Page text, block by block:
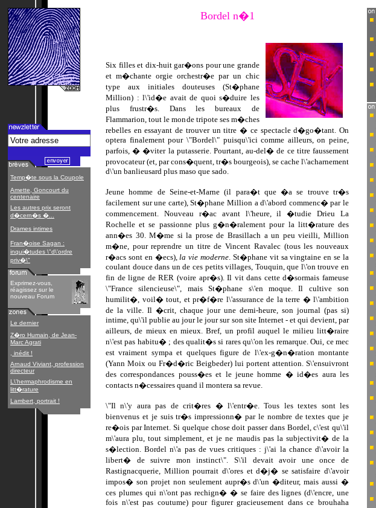
Temp�te sous la Coupole
Amette, Goncourt du
centenaire
Les autres prix seront
d�cern�s �...
Drames intimes
Fran�oise Sagan :
inqui�tudes \"d\'ordre
priv�\"
Exprimez-vous,
réagissez sur le
nouveau Forum
Le dernier
Z�ro Humain, de Jean-
Marc Agrati
, inédit !
Arnaud Viviant, profession
directeur
L\'hermaphrodisme en
litt�rature
Lambert, portrait !
Bordel n�1
Six filles et dix-huit gar�ons pour une grande
et m�chante orgie orchestr�e par un chic
type aux initiales douteuses (St�phane
Million) : l\'id�e avait de quoi s�duire les
plus frustr�s. Dans les bureaux de
Flammarion, tout le monde tripote ses m�ches
rebelles en essayant de trouver un titre � ce spectacle d�go�tant. On
optera finalement pour \"Bordel\" puisqu\'ici comme ailleurs, on peine,
parfois, � �viter la putasserie. Pourtant, au-del� de ce titre faussement
provocateur (et, par cons�quent, tr�s bourgeois), se cache l\'acharnement
d\'un banlieusard plus maso que sado.
Jeune homme de Seine-et-Marne (il para�t que �a se trouve tr�s
facilement sur une carte), St�phane Million a d\'abord commenc� par le
commencement. Nouveau r�ac avant l\'heure, il �tudie Drieu La
Rochelle et se passionne plus g�n�ralement pour la litt�rature des
ann�es 30. M�me si la prose de Brasillach a un peu vieilli, Million
m�ne, pour reprendre un titre de Vincent Ravalec (tous les nouveaux
r�acs sont en �ecs),la vie moderne. St�phane vit sa vingtaine en se la
coulant douce dans un de ces petits villages, Touquin, que l\'on trouve en
fin de ligne de RER (voire apr�s). Il vit dans cette d�sormais fameuse
\"France silencieuse\", mais St�phane s\'en moque. Il cultive son
humilit�, voil� tout, et pr�f�re l\'assurance de la terre � l\'ambition
de la ville. Il �crit, chaque jour une demi-heure, son journal (pas si)
intime, qu\'il publie au jour le jour sur son site Internet - et qui devient, par
ailleurs, de mieux en mieux. Bref, un profil auquel le milieu litt�raire
n\'est pas habitu� ; des qualit�s si rares qu\'on les remarque. Oui, ce mec
est vraiment sympa et quelques figure de l\'ex-g�n�ration montante
(Yann Moix ou Fr�d�ric Beigbeder) lui portent attention. S\'ensuivront
des correspondances pouss�es et le jeune homme � id�es aura les
contacts n�cessaires quand il montera sa revue.
\"Il n\'y aura pas de crit�res � l\'entr�e. Tous les textes sont les
bienvenus et je suis tr�s impressionn� par le nombre de textes que je
re�ois par Internet. Si quelque chose doit passer dans Bordel, c\'est qu\'il
m\'aura plu, tout simplement, et je ne maudis pas la subjectivit� de la
s�lection. Bordel n\'a pas de vues critiques : j\'ai la chance d\'avoir la
libert� de suivre mon instinct\". S\'il devait avoir une once de
Rastignacquerie, Million pourrait d\'ores et d�j� se satisfaire d\'avoir
impos� son projet non seulement aupr�s d\'un �diteur, mais aussi �
ces plumes qui n\'ont pas rechign� � se faire des lignes (d\'encre, une
fois n\'est pas coutume) pour figurer gracieusement dans ce brouhaha